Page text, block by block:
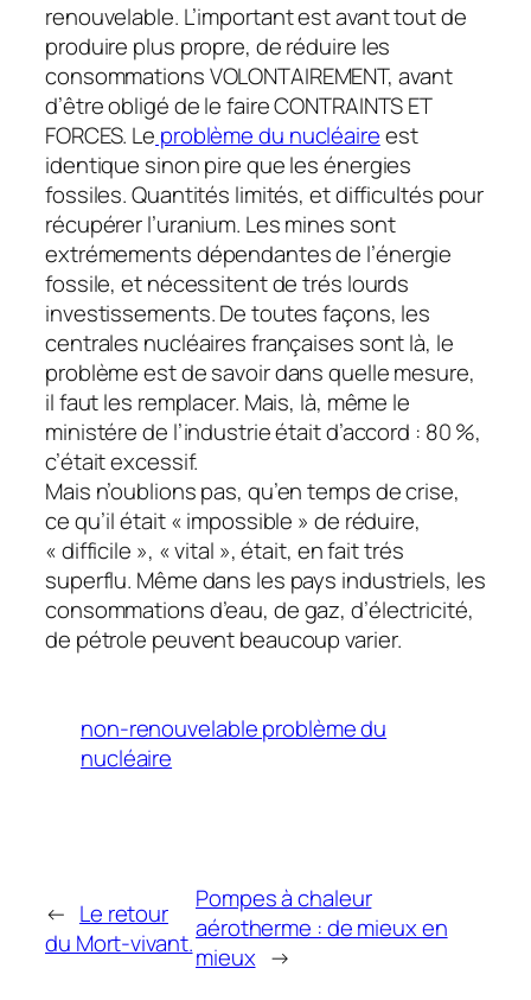
renouvelable. L’important est avant tout de
produire plus propre, de réduire les
consommations VOLONTAIREMENT, avant
d’être obligé de le faire CONTRAINTS ET
FORCES. Le problème du nucléaireest
identique sinon pire que les énergies
fossiles. Quantités limités, et difficultés pour
récupérer l’uranium. Les mines sont
extrémements dépendantes de l’énergie
fossile, et nécessitent de trés lourds
investissements. De toutes façons, les
centrales nucléaires françaises sont là, le
problème est de savoir dans quelle mesure,
il faut les remplacer. Mais, là, même le
ministére de l’industrie était d’accord : 80 %,
c’était excessif.
Mais n’oublions pas, qu’en temps de crise,
ce qu’il était « impossible » de réduire,
« difficile », « vital », était, en fait trés
superflu. Même dans les pays industriels, les
consommations d’eau, de gaz, d’électricité,
de pétrole peuvent beaucoup varier.
non-renouvelable problème du
nucléaire
← Le retour
du Mort-vivant.
Pompes à chaleur
aérotherme : de mieux en
mieux →